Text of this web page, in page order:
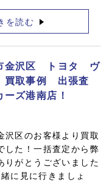
を読む
金沢区 トヨタ ヴ
買取事例 出張査
ズ港南店！
沢区のお客様より買取
した！一括査定から弊
りがとうございました
に見に行きましょ